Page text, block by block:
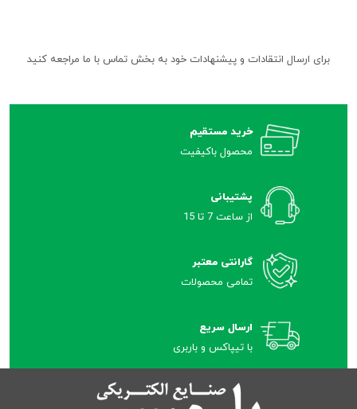
برای ارسال انتقادات و پیشنهادات خود به بخش تماس با ما مراجعه کنید
خرید مستقیم
محصول باکیفیت
پشتیبانی
از ساعت 7 تا 15
گارانتی معتبر
تمامی محصولات
ارسال سریع
با تیپاکس و باربری